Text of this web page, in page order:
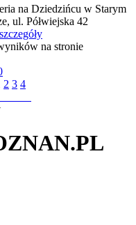
na Dziedzińcu w Starym
ul. Półwiejska 42
na stronie
2 3 4